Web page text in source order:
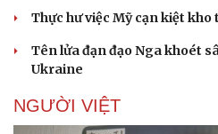
Thực hư việc Mỹ cạn kiệt kho
Tên lửa đạn đạo Nga khoét
Ukraine
NGƯỜI VIỆT